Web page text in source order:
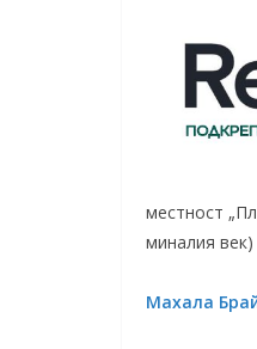
местност
миналия
Махала